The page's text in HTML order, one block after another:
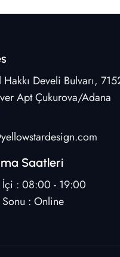
Hakkı Develi Bulvarı,
Apt Çukurova/Adana
Saatleri
İçi : 08:00 - 19:00
: Online